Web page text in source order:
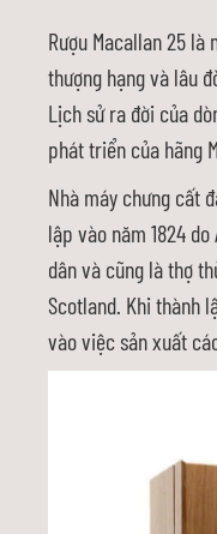
Rượu Macallan 25
thượng hạng và lâu
Lịch sử ra đời của
phát triển của hãng
Nhà máy chưng cất
lập vào năm 1824
dân và cũng là thợ
Scotland. Khi thành
vào việc sản xuất